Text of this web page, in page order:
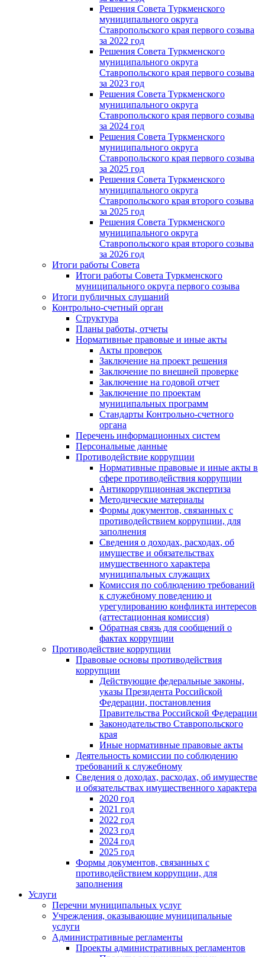
Решения Совета Туркменского
муниципального округа
Ставропольского края первого созыва
за 2022 год
Решения Совета Туркменского
муниципального округа
Ставропольского края первого созыва
за 2023 год
Решения Совета Туркменского
муниципального округа
Ставропольского края первого созыва
за 2024 год
Решения Совета Туркменского
муниципального округа
Ставропольского края первого созыва
за 2025 год
Решения Совета Туркменского
муниципального округа
Ставропольского края второго созыва
за 2025 год
Решения Совета Туркменского
муниципального округа
Ставропольского края второго созыва
за 2026 год
Итоги работы Совета
Итоги работы Совета Туркменского
муниципального округа первого созыва
Итоги публичных слушаний
Контрольно-счетный орган
Структура
Планы работы, отчеты
Нормативные правовые и иные акты
Акты проверок
Заключение на проект решения
Заключение по внешней проверке
Заключение на годовой отчет
Заключение по проектам
муниципальных программ
Стандарты Контрольно-счетного
органа
Перечень информационных систем
Персональные данные
Противодействие коррупции
Нормативные правовые и иные акты в
сфере противодействия коррупции
Антикоррупционная экспертиза
Методические материалы
Формы документов, связанных с
противодействием коррупции, для
заполнения
Сведения о доходах, расходах, об
имуществе и обязательствах
имущественного характера
муниципальных служащих
Комиссия по соблюдению требований
к служебному поведению и
урегулированию конфликта интересов
(аттестационная комиссия)
Обратная связь для сообщений о
фактах коррупции
Противодействие коррупции
Правовые основы противодействия
коррупции
Действующие федеральные законы,
указы Президента Российской
Федерации, постановления
Правительства Российской Федерации
Законодательство Ставропольского
края
Иные нормативные правовые акты
Деятельность комиссии по соблюдению
требований к служебному
Сведения о доходах, расходах, об имуществе
и обязательствах имущественного характера
2020 год
2021 год
2022 год
2023 год
2024 год
2025 год
Формы документов, связанных с
противодействием коррупции, для
заполнения
Услуги
Перечни муниципальных услуг
Учреждения, оказывающие муниципальные
услуги
Административные регламенты
Проекты административных регламентов